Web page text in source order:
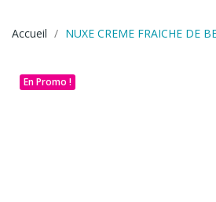
Accueil NUXE CREME FRAICHE DE
En Promo !